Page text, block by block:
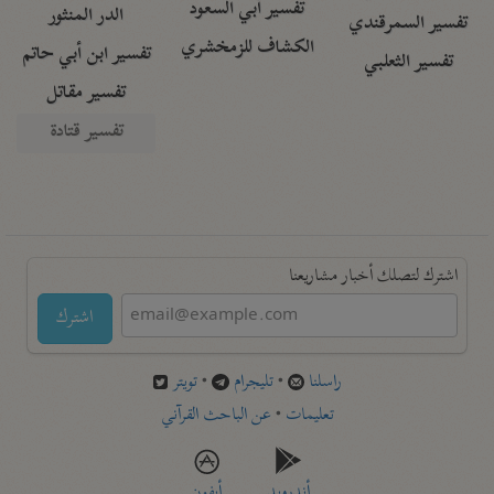
تفسير السمرقندي
تفسير الثعلبي
تفسير أبي السعود
الكشاف للزمخشري
الدر المنثور
تفسير ابن أبي حاتم
تفسير مقاتل
تفسير قتادة
اشترك لتصلك أخبار مشاريعنا
اشترك
راسلنا •تليجرام •تويتر
تعليمات •عن الباحث القرآني